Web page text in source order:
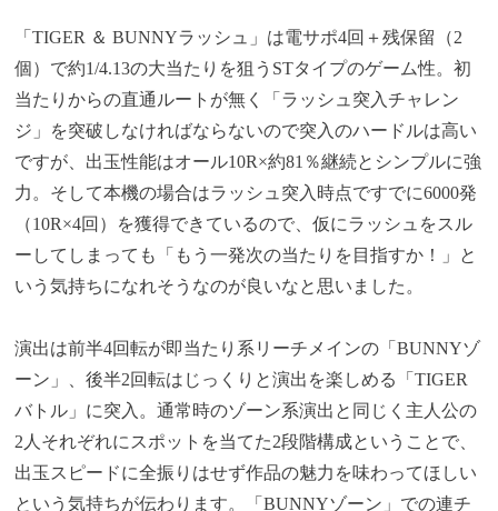
「TIGER ＆ BUNNYラッシュ」は電サポ4回＋残保留（2
個）で約1/4.13の大当たりを狙うSTタイプのゲーム性。初
当たりからの直通ルートが無く「ラッシュ突入チャレン
ジ」を突破しなければならないので突入のハードルは高い
ですが、出玉性能はオール10R×約81％継続とシンプルに強
力。そして本機の場合はラッシュ突入時点ですでに6000発
（10R×4回）を獲得できているので、仮にラッシュをスル
ーしてしまっても「もう一発次の当たりを目指すか！」と
いう気持ちになれそうなのが良いなと思いました。
演出は前半4回転が即当たり系リーチメインの「BUNNYゾ
ーン」、後半2回転はじっくりと演出を楽しめる「TIGER
バトル」に突入。通常時のゾーン系演出と同じく主人公の
2人それぞれにスポットを当てた2段階構成ということで、
出玉スピードに全振りはせず作品の魅力を味わってほしい
という気持ちが伝わります。「BUNNYゾーン」での連チ